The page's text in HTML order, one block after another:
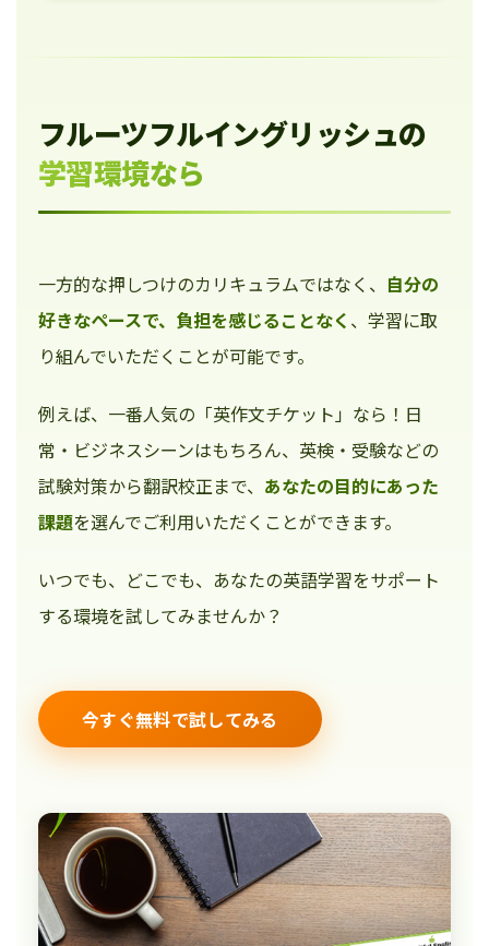
フルーツフルイングリッシュの
学習環境なら
一方的な押しつけのカリキュラムではなく、 自分の
好きなペースで、負担を感じることなく 、学習に取
り組んでいただくことが可能です。
例えば、一番人気の「英作文チケット」なら！日
常・ビジネスシーンはもちろん、英検・受験などの
試験対策から翻訳校正まで、 あなたの目的にあった
課題を選んでご利用いただくことができます。
いつでも、どこでも、あなたの英語学習をサポート
する環境を試してみませんか？
今すぐ無料で試してみる